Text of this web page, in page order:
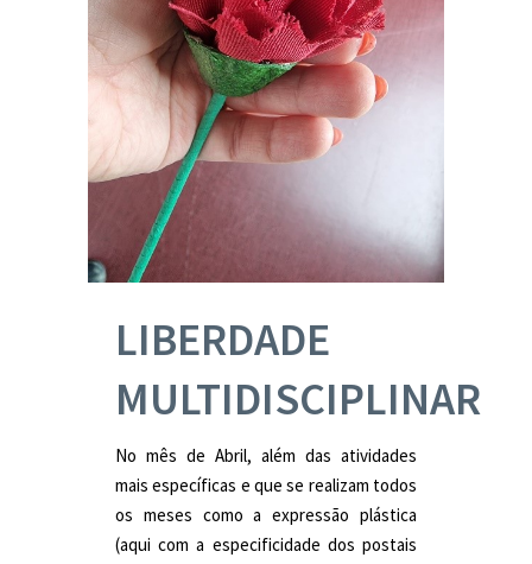
LIBERDADE
MULTIDISCIPLINAR
No mês de Abril, além das atividades
mais específicas e que se realizam todos
os meses como a expressão plástica
(aqui com a especificidade dos postais